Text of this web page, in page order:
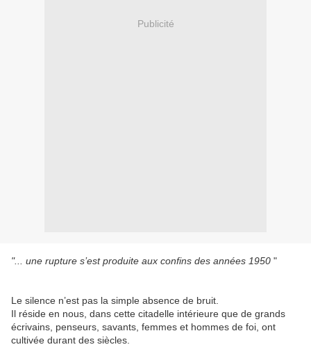
Publicité
"... une rupture s’est produite aux confins des années 1950 "
Le silence n’est pas la simple absence de bruit.
Il réside en nous, dans cette citadelle intérieure que de grands
écrivains, penseurs, savants, femmes et hommes de foi, ont
cultivée durant des siècles.